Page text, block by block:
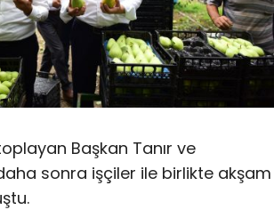
Başkan Tanır ve
daha sonra işçiler ile birlikte akşam